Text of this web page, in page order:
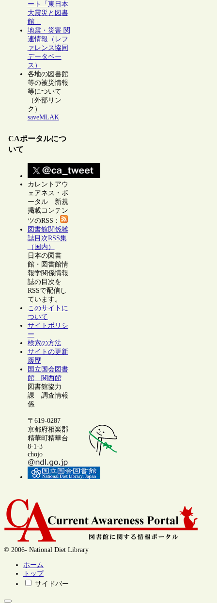
ート「東日本
大震災と図書
館」
地震・災害 関
連情報（レフ
ァレンス協同
データベー
ス）
各地の図書館
等の被災情報
等について
（外部リン
ク）
saveMLAK
CAポータルにつ
いて
カレントアウ
ェアネス・ポ
ータル 新規
掲載コンテン
ツのRSS：
図書館関係雑
誌目次RSS集
（国内）
日本の図書
館・図書館情
報学関係情報
誌の目次を
RSSで配信し
ています。
このサイトに
ついて
サイトポリシ
ー
検索の方法
サイトの更新
履歴
国立国会図書
館 関西館
図書館協力
課 調査情報
係
〒619-0287
京都府相楽郡
精華町精華台
8-1-3
chojo
© 2006- National Diet Library
ホーム
トップ
サイドバー